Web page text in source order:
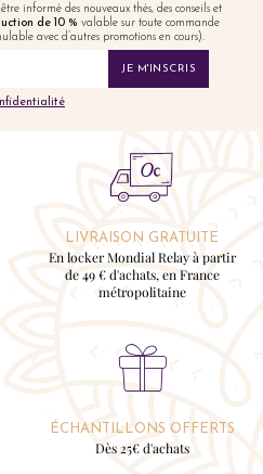
informé des nouveaux thés, des conseils et
de 10 % valable sur toute commande
avec d’autres promotions en cours).
JE M'INSCRIS
LIVRAISON GRATUITE
En locker Mondial Relay à partir
de 49 € d'achats, en France
métropolitaine
ÉCHANTILLONS OFFERTS
Dès 25€ d'achats